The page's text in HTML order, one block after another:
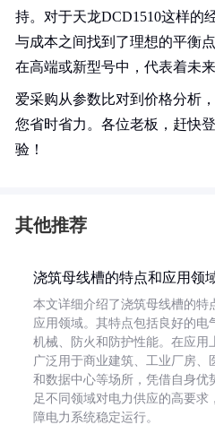
持。对于天龙DCD1510这样的
与成本之间找到了理想的平衡
在高端或新型号中，代表着未来
爱采购从参数比对到价格分析
您省时省力。各位老板，赶快
验！
其他推荐
浇筑母线槽的特点和应用领
本文详细介绍了浇筑母线槽的特
应用领域。其特点包括良好的电
机械、防火和防护性能。在应用
广泛用于商业建筑、工业厂房、
和数据中心等场所，凭借自身优
足不同领域对电力供应的高要求
障电力系统稳定运行。